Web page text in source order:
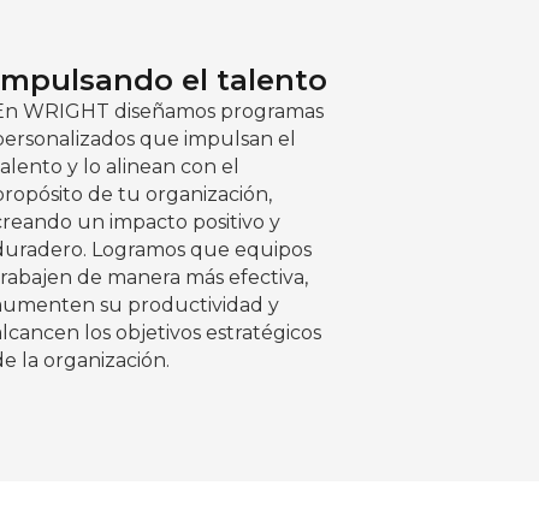
el talento
WRIGHT diseñamos programas
que impulsan el
y lo alinean con el
de tu organización,
un impacto positivo y
Logramos que equipos
de manera más efectiva,
su productividad y
los objetivos estratégicos
la organización.